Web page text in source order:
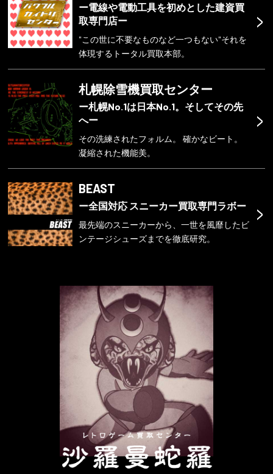
>
ー電線や電動工具を初めとした建資買
取専門店ー
"この世に不要なものなど一つもない"それを
体現するトータル買取本部。
>
札幌除雪機買取センター
ー札幌No.1は日本No.1。そしてその先
へー
その洗練されたフォルム。 確かなビート。
凝縮された機能美。
>
BEAST
ー全国対応 スニーカー買取専門ラボー
最先端のスニーカーから、一世を風靡したビ
ンテージシューズまでを徹底研究。